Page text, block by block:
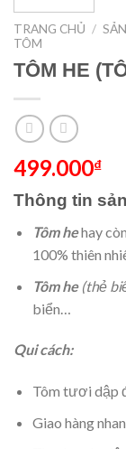
TRANG CHỦ /
TÔM
TÔM HE
499.000₫
Thông tin
Tôm hehay
100% thiên
Tôm he(thẻ
biển…
Qui cách:
Tôm tươi dập
Giao hàng